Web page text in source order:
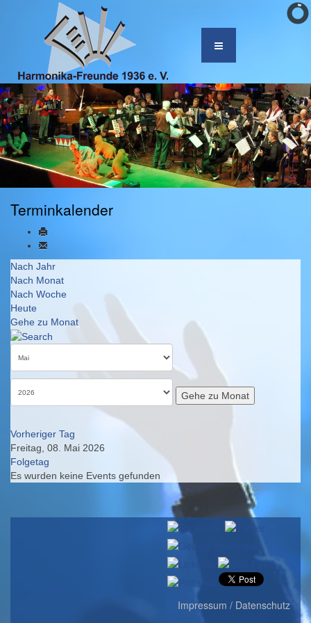
Terminkalender
Nach Jahr
Nach Monat
Nach Woche
Heute
Gehe zu Monat
Gehe zu Monat
Vorheriger Tag
Freitag, 08. Mai 2026
Folgetag
Es wurden keine Events gefunden
Impressum / Datenschutz